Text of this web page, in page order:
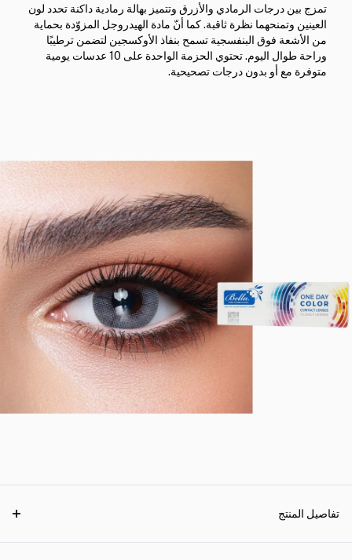
تمزج بين درجات الرمادي والأزرق وتتميز بهالة رمادية داكنة تحدد لون
العينين وتمنحهما نظرة ثاقبة. كما أنّ مادة الهيدروجل المزوّدة بحماية
من الأشعة فوق البنفسجية تسمح بنفاذ الأوكسجين لتضمن ترطيبًا
وراحة طوال اليوم. تحتوي الحزمة الواحدة على 10 عدسات يومية
متوفرة مع أو بدون درجات تصحيحية.
تفاصيل المنتج